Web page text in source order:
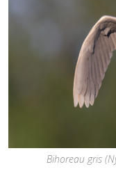
Bihoreau gris